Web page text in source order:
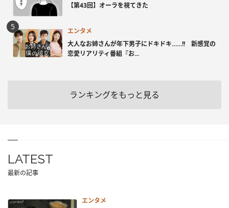
【第43回】オーラを視てきた
エンタメ
大人なお姉さんが年下男子にドキドキ……!! 新感覚の
恋愛リアリティ番組『お...
ランキングをもっと見る
LATEST
最新の記事
エンタメ